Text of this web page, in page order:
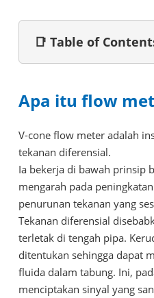
📑 Table of
Apa itu flow
V-cone flow meter adalah
tekanan diferensial.
Ia bekerja di bawah prinsip
mengarah pada
penurunan tekanan yang
Tekanan diferensial
terletak di tengah pipa.
ditentukan sehingga dapat
fluida dalam tabung. Ini,
menciptakan sinyal yang